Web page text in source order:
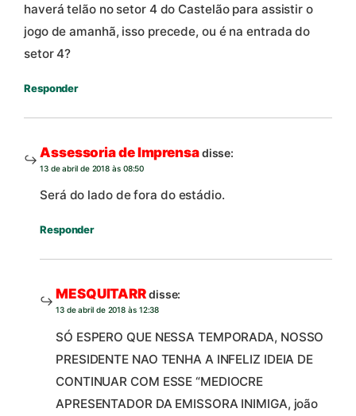
haverá telão no setor 4 do Castelão para assistir o
jogo de amanhã, isso precede, ou é na entrada do
setor 4?
Responder
Assessoria de Imprensadisse:
13 de abril de 2018 às 08:50
Será do lado de fora do estádio.
Responder
MESQUITARRdisse:
13 de abril de 2018 às 12:38
SÓ ESPERO QUE NESSA TEMPORADA, NOSSO
PRESIDENTE NAO TENHA A INFELIZ IDEIA DE
CONTINUAR COM ESSE “MEDIOCRE
APRESENTADOR DA EMISSORA INIMIGA, joão